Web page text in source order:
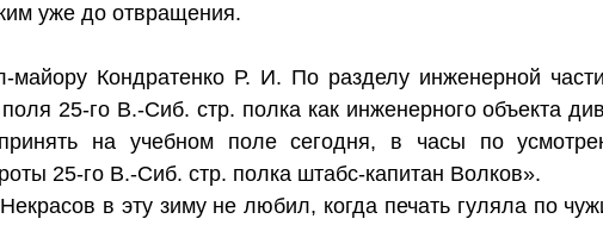
уже до отвращения.
майору Кондратенко Р. И. По разделу инженерной
25-го В.-Сиб. стр. полка как инженерного объекта
на учебном поле сегодня, в часы по
25-го В.-Сиб. стр. полка штабс-капитан Волков».
в эту зиму не любил, когда печать гуляла по